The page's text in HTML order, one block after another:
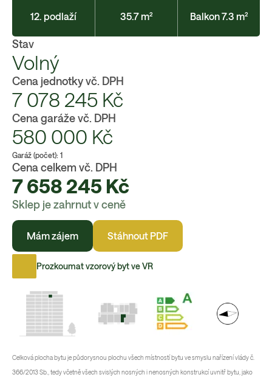
12. podlaží 35.7 m² Balkon 7.3 m²
Stav
Volný
Cena jednotky vč. DPH
7 078 245 Kč
Cena garáže vč. DPH
580 000 Kč
Garáž (počet): 1
Cena celkem vč. DPH
7 658 245 Kč
Sklep je zahrnut v ceně
Mám zájem Stáhnout PDF
Prozkoumat vzorový byt ve VR
Celková plocha bytu je půdorysnou plochu všech místností bytu ve smyslu nařízení vlády č.
366/2013 Sb., tedy včetně všech svislých nosných i nenosných konstrukcí uvnitř bytu, jako